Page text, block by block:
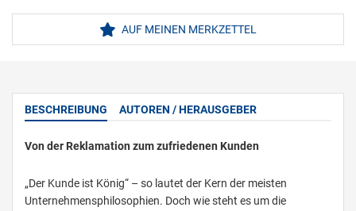
AUF MEINEN MERKZETTEL
BESCHREIBUNG AUTOREN / HERAUSGEBER
Von der Reklamation zum zufriedenen Kunden
„Der Kunde ist König“ – so lautet der Kern der meisten
Unternehmensphilosophien. Doch wie steht es um die